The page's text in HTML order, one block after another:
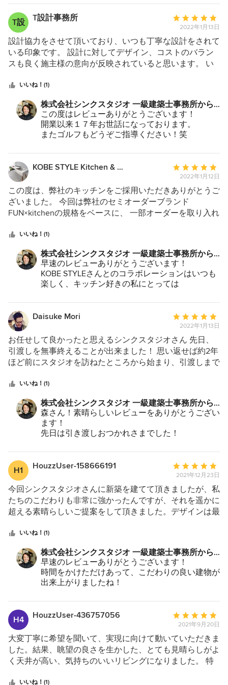
せていただくことになりました。
設計者である前に、自分のことのように親身に物
事を考える姿勢を評価いただいていると思ってい
ます。
これからも初心を忘れず、一つ一つ取り組んでい
きたいと思いますので、どうぞシンクスタジオを
ご愛顧のほど宜しくお願いいたします！笑
T設 T設計事務所
平
均
評
価：
5
星
5
2022年1月13日
設計協力をさせて頂いており、いつも丁寧な設計をされて
いる印象です。 設計に対してデザイン、コストのバラン
スも良く施主様の意向が反映されていると思います。 い
事務所です。
いいね！(1)
株式会社シンクスタジオ 一級建築士事務所から
のコメント：
この度はレビューありがとうございます！
開業以来１７年お世話になっております。
またゴルフもどうぞご指導ください！笑
ます。
KOBE STYLE Kitchen & Bath
平
均
評
価：
5
星
5
2022年1月12日
この度は、弊社のキッチンをご採用いただきありがとうご
ざいました。 今回は弊社のセミオーダーブランド
FUN×kitchenの規格をベースに、 一部オーダーを取り入れ
組み合わせも楽しんでいただけるFUN×kitchen。 大変迷わ
れたかと思いますが、空間に映える一色をお選びいただき
ました。 シンクスタジオ様とお施主様と工務店がとても
良好な関係を持たれており、 私たちとしてもとても気持
ち良く仕事をさせていただいております。 今後もどうぞ
いいね！(1)
株式会社シンクスタジオ 一級建築士事務所から
のコメント：
早速のレビューありがとうございます！
KOBE STYLEさんとのコラボレーションはいつも
楽しく、キッチン好きの私にとっては
今後ともどうぞよろしくお願い致します！
Daisuke Mori
平
均
評
価：
星
5
2022年1月13日
お任せして良かったと思えるシンクスタジオさん 先日、
引渡しを無事終えることが出来ました！ 思い返せば約2年
ほど前にスタジオを訪ねたところから始まり、引渡しまで
ったきっかけは、デザインはもちろん、雰囲気の良さを感
じたからです！ 色んなスタジオや設計会社がある中で、
素晴らしい竣工写真を色々と見ることが出来ますが、代表
の杉本さんをはじめスタッフの皆さんの優しさやアットホ
ームな雰囲気が感じられました。 実際に子供のいる私達
ただき、安心しながらお任せできました！ 家を建てると
いうことは当然大きなお金が必要で、施主は誰もが失敗し
たくないと思いながら家づくりをすると思います。それで
も家づくりは沢山の人達が関わるだけに、思い違いや間違
いなどが起こってしまうものだとも思います。 そんな時
にしっかりと施主に寄り添う対応、またそれ以上の提案を
ん！！ 引渡しを終え、夫婦、家族で出た言葉「シンクス
た！！ この度は本当に有難うございました！！！
いいね！(1)
株式会社シンクスタジオ 一級建築士事務所から
のコメント：
森さん！素晴らしいレビューをありがとうござい
ます！
先日は引き渡しおつかれさまでした！
知ったのですが、
森さんもhouzzでシンクスタジオを探し出してく
ご指摘の通り、うちはアットホームな雰囲気が一
番の売りです笑
真剣にクライアントのファミリーのことを考える
には、
お見せするのが一番だと思っています。
森さんとの二年間のコラボレーションは、施主と
設計者という関係を超え、
同じデザインを生業とするものとして、とても楽
しい時間でした。
シンクスタジオはこれからも建物を見守っていき
H1 HouzzUser-158666191
平
均
評
価：
5
星
5
2021年12月23日
今回シンクスタジオさんに新築を建てて頂きましたが、私
たちのこだわりも非常に強かったんですが、それを遥かに
超える素晴らしいご提案をして頂きました。デザインは最
シャレだけでは無く、プラスアルファ実用面で実際に使う
側の立場になって細かな配慮も沢山と気を利かせて頂き本
当に助かりました。デザイン、実用面と細部の細かなとこ
ろまで親切、丁寧なして頂き大変満足しております。また
次回新築を建てる時もシンクスタジオさんにご依頼したい
から感謝しております。ここの設計士さん達は何より人間
性が信用、信頼出来ます。大満足です！お世話になりあり
がとうございます。
いいね！(1)
株式会社シンクスタジオ 一級建築士事務所から
のコメント：
早速のレビューありがとうございます！
時間をかけただけあって、こだわりの良い建物が
出来上がりましたね！
い限りです！
これから先も二人三脚でがんばってまいりましょ
シンクスタジオを今後ともどうぞよろしくお願い
致しますm(_ _)m
H4 HouzzUser-436757056
平
均
評
価：
5
2021年9月20日
大変丁寧に希望を聞いて、実現に向けて動いていただきま
した。結果、眺望の良さを生かした、とても見晴らしがよ
く天井が高い、気持ちのいいリビングになりました。 特
いいね！(1)